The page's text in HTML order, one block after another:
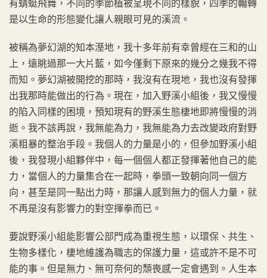
有蜻蜓飛舞，不同的季節植被呈現不同的樣貌，四季的輪轉
是以生命的形態變化讓人親眼可見的溪流。
被稱為夢幻湖的知本溼地，我十多年前有幸曾經在三和的山
上，遠眺過那一大片藍，如今僅剩下原來的幾分之幾我不得
而知。夢幻湖被開挖的那時，我沒有在現地，我也沒有發揮
出我那時能做出的行為。現在，加入野溪小組後，我又慢慢
的陷入同樣的困境，預知現有的野溪生態棲地即將慢慢的消
逝。我不該再說，我無能為力，我無能為力去改變政府對野
溪粗暴的整治手段。我個人的力量是小的，但參加野溪小組
後，我發現小組夥伴中，每一個個人都正發揮著他自己的能
力，當個人的力量集合在一起時，拳頭一致朝向同一個方
向，甚至是同一點出力時，那讓人感到無力的個人力量，就
不再是沒有影響力的對空揮拳而已。
要說野溪小組能影響公部門成為重視生態，以環保、共生、
生物多樣化，棲地維護為職志的保護力量，這或許不是不可
能的事。但是無力、無可奈何的頹喪感一定會遇到。人生本